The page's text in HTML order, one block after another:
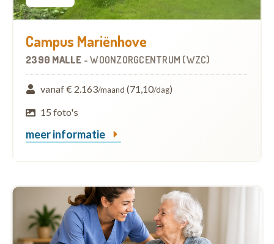
Campus Mariënhove
2390 MALLE -WOONZORGCENTRUM (WZC)
vanaf € 2.163/maand (71,10/dag)
15 foto's
meer informatie